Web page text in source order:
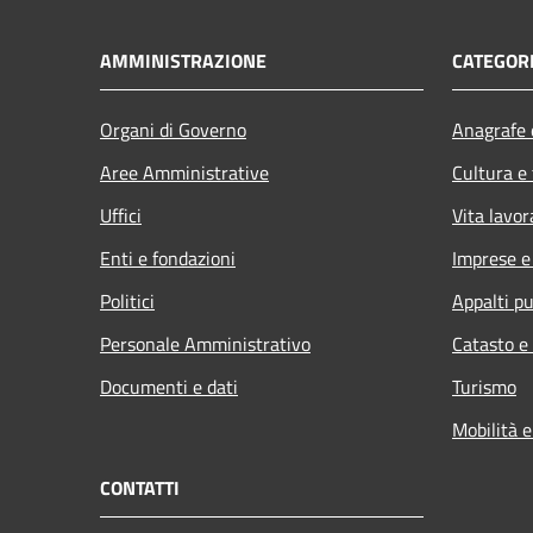
AMMINISTRAZIONE
Organi di Governo
Aree Amministrative
Uffici
Enti e fondazioni
Politici
Personale Amministrativo
Documenti e dati
Cultura
Vita
Imprese
Appalti
Catasto
Turismo
Mobilità
CONTATTI